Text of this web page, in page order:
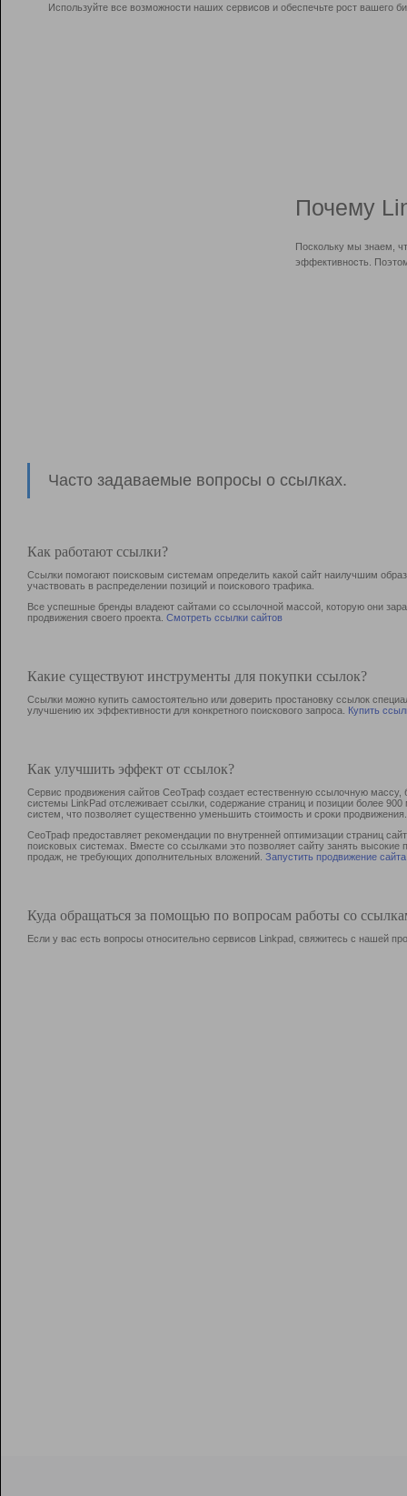
Используйте все возможности наших сервисов и обеспечьте рост вашего
Почему
Поскольку мы знаем,
эффективность.
Часто задаваемые вопросы о ссылках.
Как работают ссылки?
Ссылки помогают поисковым системам определить какой сайт наилучшим
участвовать в раcпределении позиций и поискового трафика.
Все успешные бренды владеют сайтами со ссылочной массой, которую они
продвижения своего проекта. Смотреть ссылки сайтов
Какие существуют инструменты для покупки ссылок?
Ссылки можно купить самостоятельно или доверить простановку ссылок
улучшению их эффективности для конкретного поискового запроса. Купить
Как улучшить эффект от ссылок?
Сервис продвижения сайтов СеоТраф создает естественную ссылочную
системы LinkPad отслеживает ссылки, содержание страниц и позиции более
систем, что позволяет существенно уменьшить стоимость и сроки продвижения.
СеоТраф предоставляет рекомендации по внутренней оптимизации страниц
поисковых системах. Вместе со ссылками это позволяет сайту занять
продаж, не требующих дополнительных вложений. Запустить продвижение сайта
Куда обращаться за помощью по вопросам работы со
Если у вас есть вопросы относительно сервисов Linkpad, свяжитесь с нашей